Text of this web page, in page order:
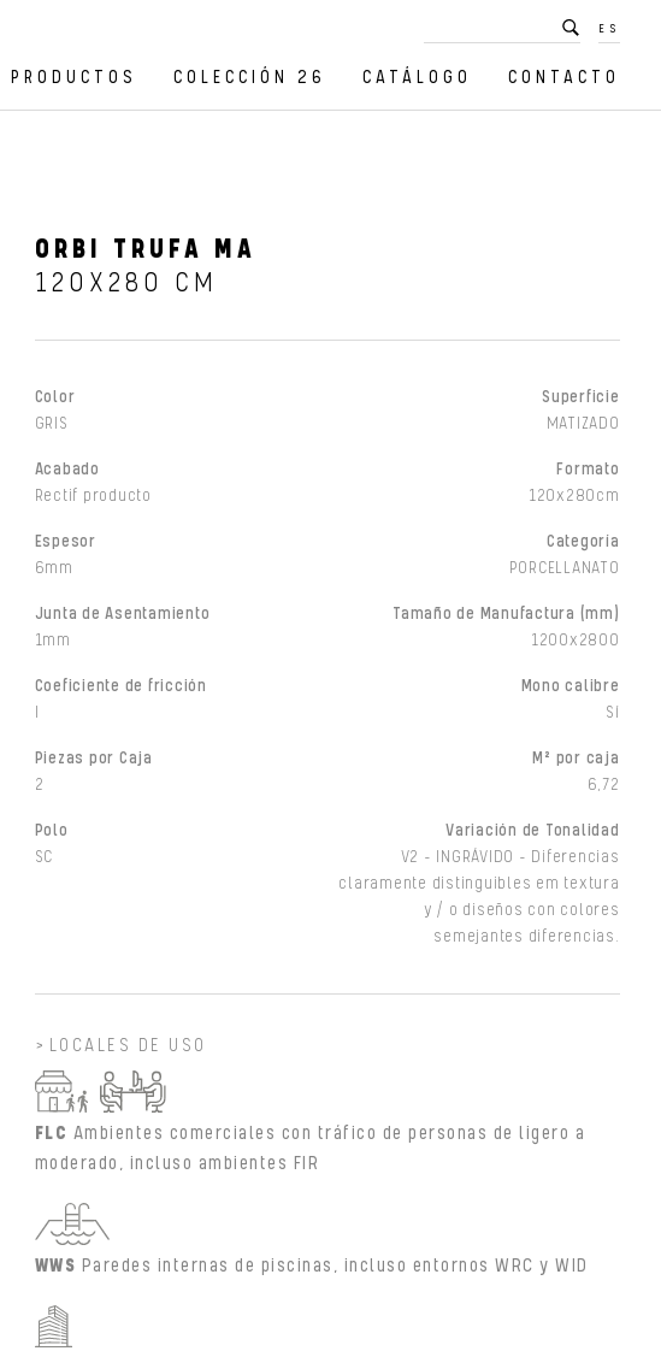
ES
PRODUCTOS COLECCIÓN 26 CATÁLOGO CONTACTO
ORBI TRUFA MA
120X280 CM
Color
GRIS
Superficie
MATIZADO
Acabado
Rectif producto
Formato
120x280cm
Espesor
6mm
Categoría
PORCELLANATO
Junta de Asentamiento
1mm
Tamaño de Manufactura (mm)
1200x2800
Coeficiente de fricción
Mono calibre
Sí
Piezas por Caja
2
M² por caja
6,72
Polo
SC
Variación de Tonalidad
V2 - INGRÁVIDO - Diferencias
claramente distinguibles em textura
y / o diseños con colores
semejantes diferencias.
LOCALES DE USO
FLC Ambientes comerciales con tráfico de personas de ligero a
moderado, incluso ambientes FIR
WWS Paredes internas de piscinas, incluso entornos WRC y WID